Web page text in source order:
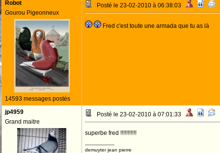
Robot
Gourou Pigeonneux
14593 messages postés
Posté le 23-02-2010 à 06:38:03
Fred c'est toute une armada que tu as là
jp4959
Grand maitre
Posté le 23-02-2010 à 07:01:33
superbe fred !!!!!!!!!!!
--------------------
demuyter jean pierre